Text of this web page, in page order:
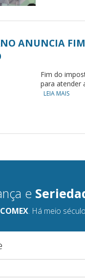
ANUNCIA
Fim do
para atender
LEIA MAIS
e
. Há meio